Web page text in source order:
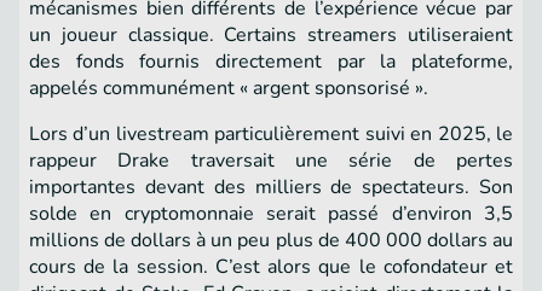
mécanismes bien différents de l’expérience vécue par
un joueur classique. Certains streamers utiliseraient
des fonds fournis directement par la plateforme,
appelés communément « argent sponsorisé ».
Lors d’un livestream particulièrement suivi en 2025, le
rappeur Drake traversait une série de pertes
importantes devant des milliers de spectateurs. Son
solde en cryptomonnaie serait passé d’environ 3,5
millions de dollars à un peu plus de 400 000 dollars au
cours de la session. C’est alors que le cofondateur et